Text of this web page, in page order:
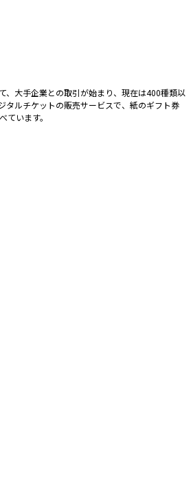
、大手企業との取引が始まり、現在は400種類以
タルチケットの販売サービスで、紙のギフト券
います。